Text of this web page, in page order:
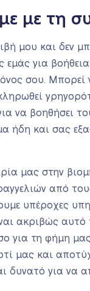
με τη
μου και δεν
εμάς για
σου. Μπορεί
να βοηθήσει
ήδη και σας
μας στην
από
υπέροχες
ακριβώς
για τη φήμη
μας και
δυνατό για να